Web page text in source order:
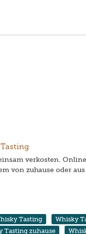
verkosten.
von zuhause oder
Tasting
Whisky
Tasting zuhause